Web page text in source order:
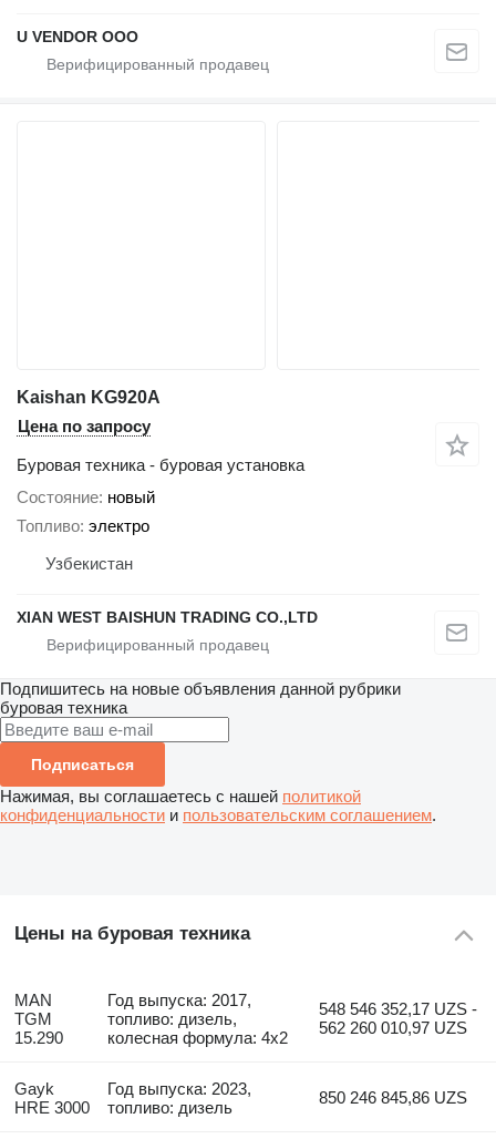
U VENDOR OOO
Kaishan KG920A
Цена по запросу
Буровая техника - буровая установка
Состояние новый
Топливо электро
Узбекистан
XIAN WEST BAISHUN TRADING CO.,LTD
Подпишитесь на новые объявления данной рубрики
буровая техника
Подписаться
Нажимая, вы соглашаетесь с нашей политикой
конфиденциальности и пользовательским соглашением.
Цены на буровая техника
MAN
TGM
15.290
Год выпуска: 2017,
топливо: дизель,
колесная формула: 4x2
548 546 352,17 UZS -
562 260 010,97 UZS
Gayk
HRE 3000
Год выпуска: 2023,
топливо: дизель
850 246 845,86 UZS